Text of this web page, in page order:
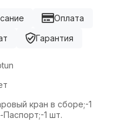
Оплата
Гарантия
кран в сборе;-1
Паспорт;-1 шт.